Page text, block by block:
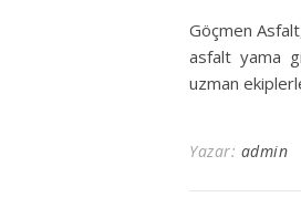
Göçmen
asfalt yama
uzman
Yazar: admin